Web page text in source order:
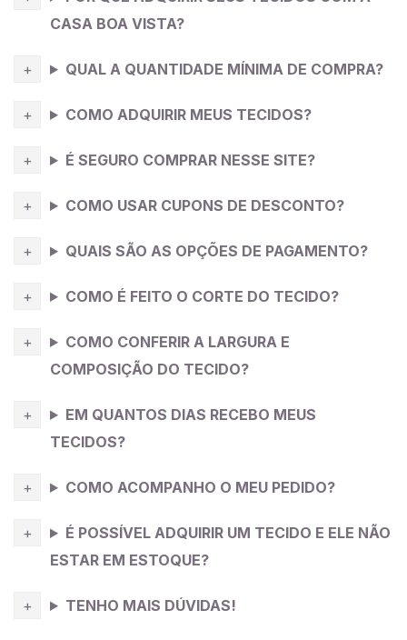
água(sem torcer) e deixe secar estendido na sombra.
transparente no corpo, por isso sugerimos o feitio de
me remete a peças confortáveis então eu costuraria
pantalona, super confortável, pode ser usada no dia a
dia e no trabalho, fica bonito e você consegue
arrematar com outras peças do seu armário.
CASA BOA VISTA?
QUAL A QUANTIDADE MÍNIMA DE COMPRA?
COMO ADQUIRIR MEUS TECIDOS?
É SEGURO COMPRAR NESSE SITE?
COMO USAR CUPONS DE DESCONTO?
QUAIS SÃO AS OPÇÕES DE PAGAMENTO?
COMO É FEITO O CORTE DO TECIDO?
COMO CONFERIR A LARGURA E
COMPOSIÇÃO DO TECIDO?
EM QUANTOS DIAS RECEBO MEUS
TECIDOS?
COMO ACOMPANHO O MEU PEDIDO?
É POSSÍVEL ADQUIRIR UM TECIDO E ELE NÃO
ESTAR EM ESTOQUE?
TENHO MAIS DÚVIDAS!